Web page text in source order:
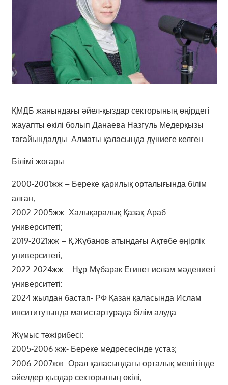
ҚМДБ жанындағы әйел-қыздар секторының өңірдегі
жауапты өкілі болып Данаева Назгуль Медерқызы
тағайындалды. Алматы қаласында дүниеге келген.
Білімі жоғары.
2000-2001жж – Береке қарилық орталығында білім
алған;
2002-2005жж -Халықаралық Қазақ-Араб
университеті;
2019-2021жж – Қ.Жұбанов атындағы Ақтөбе өңірлік
университеті;
2022-2024жж – Нұр-Мүбарак Египет ислам мәдениеті
университеті:
2024 жылдан бастап- РФ Қазан қаласында Ислам
инсититутында магистартурада білім алуда.
Жұмыс тәжірибесі:
2005-2006 жж- Береке медресесінде ұстаз;
2006-2007жж- Орал қаласындағы орталық мешітінде
әйелдер-қыздар секторының өкілі;